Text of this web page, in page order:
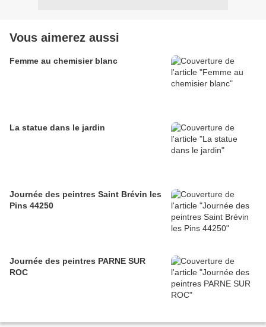
Vous aimerez aussi
Femme au chemisier blanc
La statue dans le jardin
Journée des peintres Saint Brévin les
Pins 44250
Journée des peintres PARNE SUR
ROC